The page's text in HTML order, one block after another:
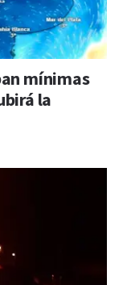
mínimas
la